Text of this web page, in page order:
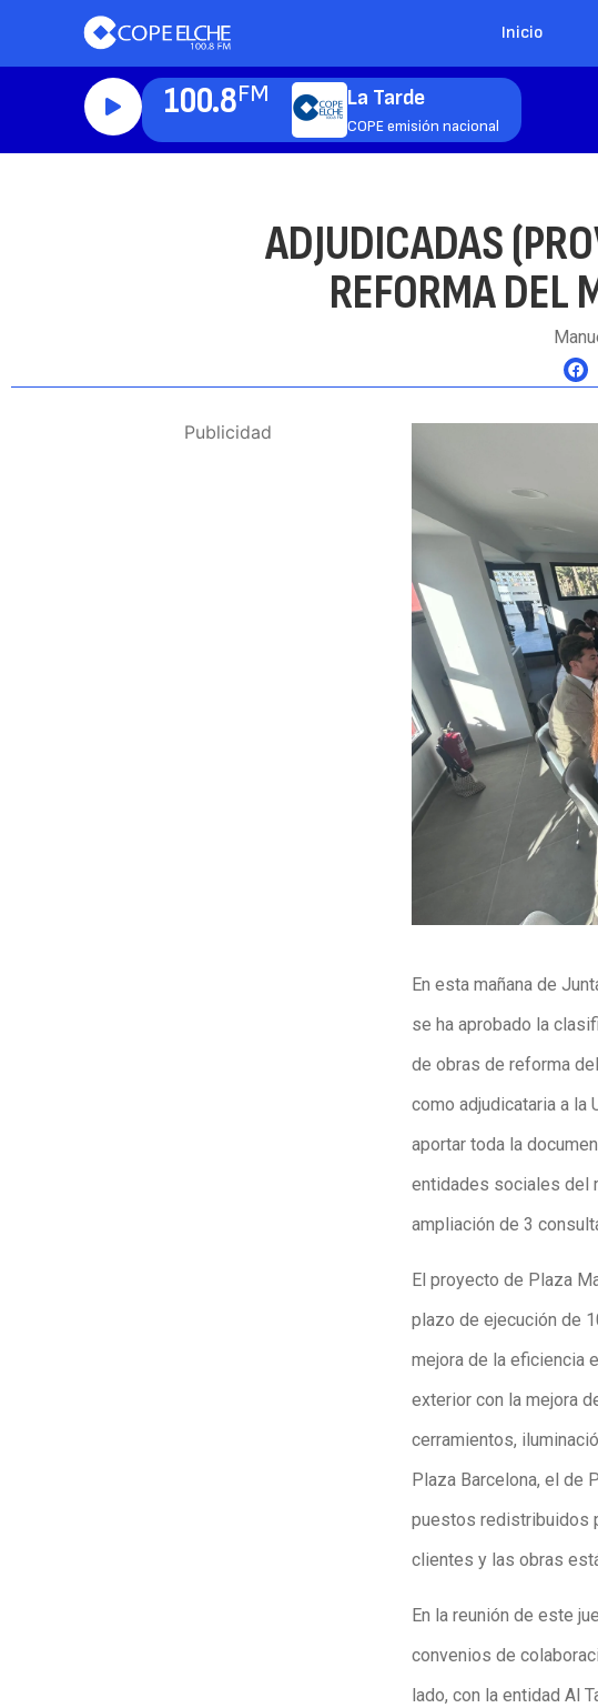
Inicio
100.8FM La Tarde
COPE emisión nacional
ADJUDICADAS
REFORMA DEL
Publicidad
En esta mañana de
se ha aprobado la
de obras de reforma
como adjudicataria a la
aportar toda la
entidades sociales del
ampliación de 3
El proyecto de Plaza
plazo de ejecución de
mejora de la eficiencia
exterior con la mejora
cerramientos,
Plaza Barcelona, el de
puestos redistribuidos
clientes y las obras
En la reunión de este
convenios de
lado, con la entidad Al